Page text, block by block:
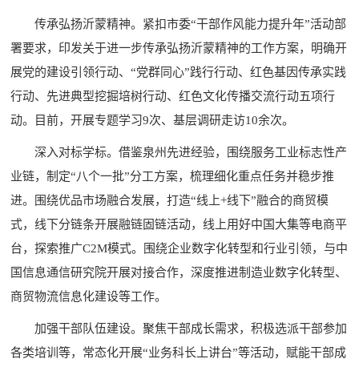
传承弘扬沂蒙精神。紧扣市委“干部作风能力提升年”活动部
署要求，印发关于进一步传承弘扬沂蒙精神的工作方案，明确开
展党的建设引领行动、“党群同心”践行行动、红色基因传承实践
行动、先进典型挖掘培树行动、红色文化传播交流行动五项行
动。目前，开展专题学习9次、基层调研走访10余次。
深入对标学标。借鉴泉州先进经验，围绕服务工业标志性产
业链，制定“八个一批”分工方案，梳理细化重点任务并稳步推
进。围绕优品市场融合发展，打造“线上+线下”融合的商贸模
式，线下分链条开展融链固链活动，线上用好中国大集等电商平
台，探索推广C2M模式。围绕企业数字化转型和行业引领，与中
国信息通信研究院开展对接合作，深度推进制造业数字化转型、
商贸物流信息化建设等工作。
加强干部队伍建设。聚焦干部成长需求，积极选派干部参加
各类培训等，常态化开展“业务科长上讲台”等活动，赋能干部成